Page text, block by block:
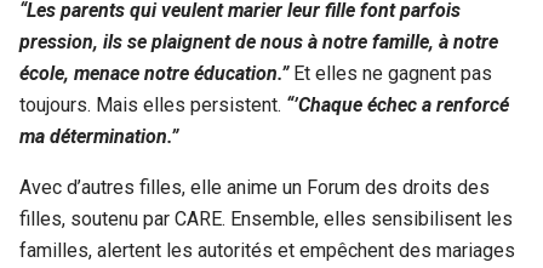
“Les parents qui veulent marier leur fille font parfois
pression, ils se plaignent de nous à notre famille, à notre
école, menace notre éducation.” Et elles ne gagnent pas
toujours. Mais elles persistent. “’Chaque échec a renforcé
ma détermination.”
Avec d’autres filles, elle anime un Forum des droits des
filles, soutenu par CARE. Ensemble, elles sensibilisent les
familles, alertent les autorités et empêchent des mariages